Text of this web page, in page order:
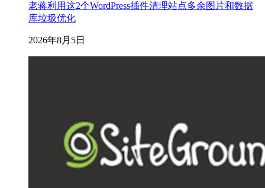
老蒋利用这2个WordPress插件清理站点多余图片和数据
库垃圾优化
2026年8月5日